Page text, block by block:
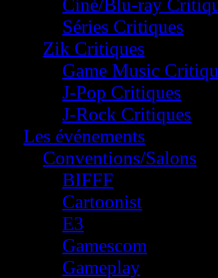
Ciné/Blu-ray
Séries Critiques
Zik Critiques
Game Music
J-Pop Critiques
J-Rock Critiques
Les événements
Conventions/Salons
BIFFF
Cartoonist
E3
Gamescom
Gameplay